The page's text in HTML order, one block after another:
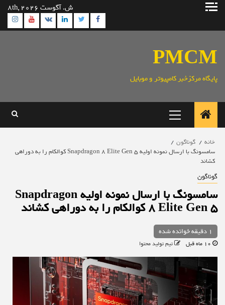
پرش
ش. آگوست 8th, 2026
Facebook
Twitter
Linkedin
VK
PMCM
پایگاه مرکزخبر کامپیوتر و موبایل
اصلی
خانه
گوناگون
سامسونگ با ارسال نمونه اولیه Snapdragon 8 Elite Gen 5 کوالکام را به دوراهی
کشاند
گوناگون
سامسونگ با ارسال نمونه اولیه Snapdragon
8 Elite Gen 5 کوالکام را به دوراهی کشاند
1 دقیقه خوانده شده
تیم تولید محتوا